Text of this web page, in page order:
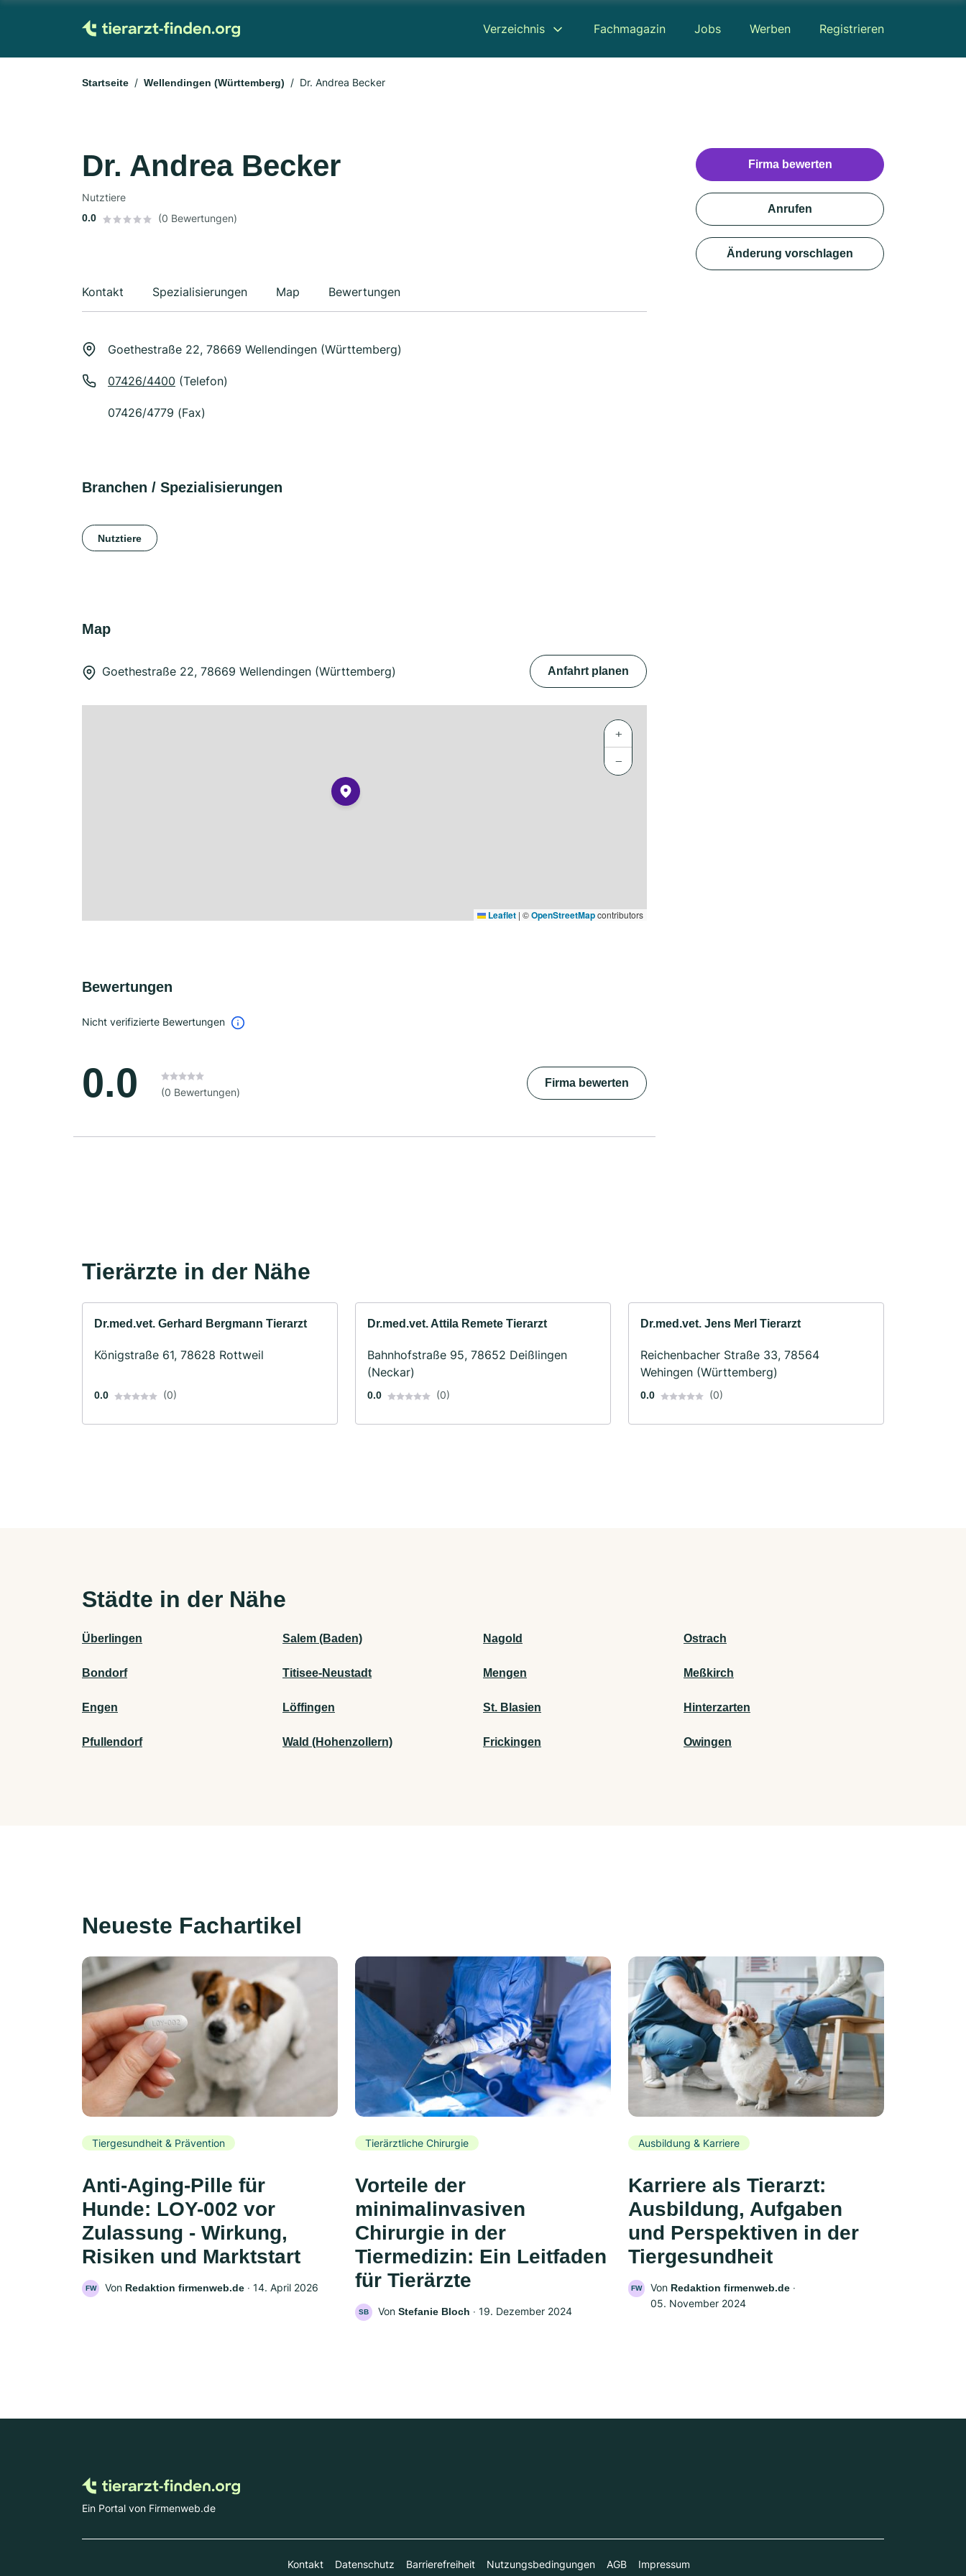
Verzeichnis Fachmagazin Jobs Werben Registrieren
Startseite Wellendingen (Württemberg) Dr. Andrea Becker
Dr. Andrea Becker
Nutztiere
0.0 (0 Bewertungen)
Kontakt Spezialisierungen Map Bewertungen
Goethestraße 22, 78669 Wellendingen (Württemberg)
07426/4400 (Telefon)
07426/4779 (Fax)
Branchen / Spezialisierungen
Nutztiere
Map
Goethestraße 22, 78669 Wellendingen (Württemberg) Anfahrt planen
+
−
Leaflet | ©OpenStreetMapcontributors
Bewertungen
Nicht verifizierte Bewertungen
0.0 (0 Bewertungen)
Firma bewerten
Firma bewerten
Anrufen
Änderung vorschlagen
Tierärzte in der Nähe
Dr.med.vet. Gerhard Bergmann Tierarzt
Königstraße 61, 78628 Rottweil
0.0 (0)
Dr.med.vet. Attila Remete Tierarzt
Bahnhofstraße 95, 78652 Deißlingen
(Neckar)
0.0 (0)
Dr.med.vet. Jens Merl Tierarzt
Reichenbacher Straße 33, 78564
Wehingen (Württemberg)
0.0 (0)
Städte in der Nähe
Überlingen Salem (Baden) Nagold Ostrach
Bondorf Titisee-Neustadt Mengen Meßkirch
Engen Löffingen St. Blasien Hinterzarten
Pfullendorf Wald (Hohenzollern) Frickingen Owingen
Neueste Fachartikel
Tiergesundheit & Prävention
Anti-Aging-Pille für
Hunde: LOY-002 vor
Zulassung - Wirkung,
Risiken und Marktstart
FW Von Redaktion firmenweb.de ‧ 14. April 2026
Tierärztliche Chirurgie
Vorteile der
minimalinvasiven
Chirurgie in der
Tiermedizin: Ein Leitfaden
für Tierärzte
SB Von Stefanie Bloch ‧ 19. Dezember 2024
Ausbildung & Karriere
Karriere als Tierarzt:
Ausbildung, Aufgaben
und Perspektiven in der
Tiergesundheit
FW Von Redaktion firmenweb.de ‧
05. November 2024
Ein Portal von Firmenweb.de
Kontakt Datenschutz Barrierefreiheit Nutzungsbedingungen AGB Impressum